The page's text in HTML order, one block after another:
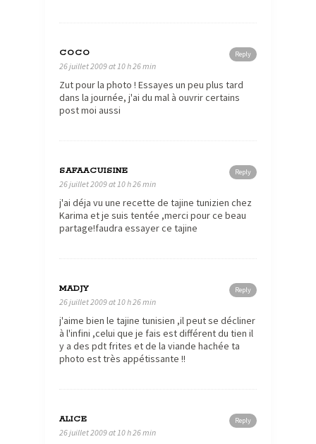
Reply
COCO
26 juillet 2009 at 10 h 26 min
Zut pour la photo ! Essayes un peu plus tard
dans la journée, j'ai du mal à ouvrir certains
post moi aussi
Reply
SAFAACUISINE
26 juillet 2009 at 10 h 26 min
j'ai déja vu une recette de tajine tunizien chez
Karima et je suis tentée ,merci pour ce beau
partage!faudra essayer ce tajine
Reply
MADJY
26 juillet 2009 at 10 h 26 min
j'aime bien le tajine tunisien ,il peut se décliner
à l'infini ,celui que je fais est différent du tien il
y a des pdt frites et de la viande hachée ta
photo est très appétissante !!
Reply
ALICE
26 juillet 2009 at 10 h 26 min